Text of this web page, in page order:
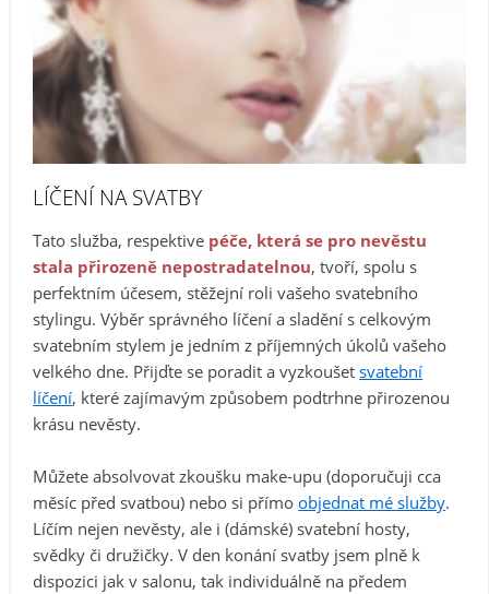
LÍČENÍ NA SVATBY
Tato služba, respektive péče, která se pro nevěstu
stala přirozeně nepostradatelnou, tvoří, spolu s
perfektním účesem, stěžejní roli vašeho svatebního
stylingu. Výběr správného líčení a sladění s celkovým
svatebním stylem je jedním z příjemných úkolů vašeho
velkého dne. Přijďte se poradit a vyzkoušetsvatební
líčení, které zajímavým způsobem podtrhne přirozenou
krásu nevěsty.
Můžete absolvovat zkoušku make-upu (doporučuji cca
měsíc před svatbou) nebo si přímoobjednat mé služby.
Líčím nejen nevěsty, ale i (dámské) svatební hosty,
svědky či družičky. V den konání svatby jsem plně k
dispozici jak v salonu, tak individuálně na předem